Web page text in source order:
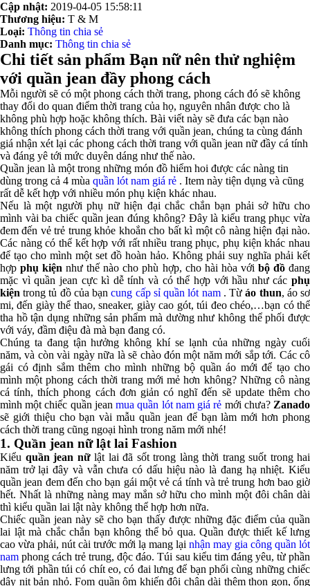
Cập nhật: 2019-04-05 15:58:11
Thương hiệu: T & M
Loại: Thông tin chia sẻ
Danh mục: Thông tin chia sẻ
Chi tiết sản phẩm Bạn nữ nên thử nghiệm
với quần jean đầy phong cách
Mỗi người sẽ có một phong cách thời trang, phong cách đó sẽ không
thay đổi do quan điểm thời trang của họ, nguyên nhân được cho là
không phù hợp hoặc không thích. Bài viết này sẽ đưa các bạn nào
không thích phong cách thời trang với quần jean, chúng ta cùng đánh
giá nhận xét lại các phong cách thời trang với quần jean nữ đầy cá tính
và đáng yê tới mức duyên dáng như thế nào.
Quần jean là một trong những món đồ hiểm hoi được các nàng tin
dùng trong cả 4 mùa quần lót nam giá rẻ . Item này tiện dụng và cũng
rất dễ kết hợp với nhiều món phụ kiện khác nhau.
Nếu là một người phụ nữ hiện đại chắc chắn bạn phải sở hữu cho
mình vài ba chiếc quần jean đúng không? Đây là kiểu trang phục vừa
đem đến vẻ trẻ trung khỏe khoắn cho bất kì một cô nàng hiện đại nào.
Các nàng có thể kết hợp với rất nhiều trang phục, phụ kiện khác nhau
để tạo cho mình một set đồ hoàn hảo. Không phải suy nghĩa phải kết
hợpphụ kiện như thế nào cho phù hợp, cho hài hòa với bộ đồđang
mặc vì quần jean cực kì dễ tính và có thể hợp với hầu như các phụ
kiện trong tủ đồ của bạncung cấp sỉ quần lót nam. Từáo thun, áo sơ
mi, đến giày thể thao, sneaker, giày cao gót, túi đeo chéo,…bạn có thể
tha hồ tận dụng những sản phẩm mà dường như không thể phối được
với váy, đầm điệu đà mà bạn đang có.
Chúng ta đang tận hưởng không khí se lạnh của những ngày cuối
năm, và còn vài ngày nữa là sẽ chào đón một năm mới sắp tới. Các cô
gái có định sắm thêm cho mình những bộ quần áo mới để tạo cho
mình một phong cách thời trang mới mẻ hơn không? Những cô nàng
cá tính, thích phong cách đơn giản có nghĩ đến sẽ update thêm cho
mình một chiếc quần jeanmua quần lót nam giá rẻ mới chưa? Zanado
sẽ giới thiệu cho bạn vài mẫu quần jean để bạn làm mới hơn phong
cách thời trang cũng ngoại hình trong năm mới nhé!
1. Quần jean nữ lật lai Fashion
Kiểu quần jean nữlật lai đã sốt trong làng thời trang suốt trong hai
năm trở lại đây và vẫn chưa có dấu hiệu nào là đang hạ nhiệt. Kiểu
quần jean đem đến cho bạn gái một vẻ cá tính và trẻ trung hơn bao giờ
hết. Nhất là những nàng may mắn sở hữu cho mình một đôi chân dài
thì kiểu quần lai lật này không thể hợp hơn nữa.
Chiếc quần jean này sẽ cho bạn thấy được những đặc điểm của quần
lai lật mà chắc chắn bạn không thể bỏ qua. Quần được thiết kế lưng
cao vừa phải, nút cài trước mới lạ mang lại nhận may gia công quần lót
nam phong cách trẻ trung, độc đáo. Túi sau kiểu tim đáng yêu, từ phần
lưng tới phần túi có chít eo, có đai lưng để bạn phối cùng những chiếc
dây nịt bản nhỏ. Fom quần ôm khiến đôi chân dài thêm thon gọn, ống